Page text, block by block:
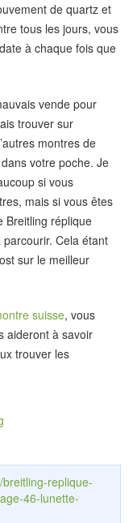
de quartz et
tous les jours, vous
à chaque fois que
vende pour
trouver sur
montres de
votre poche. Je
si vous
mais si vous êtes
Breitling réplique
Cela étant
sur le meilleur
suisse, vous
aideront à savoir
trouver les
replique-
46-lunette-